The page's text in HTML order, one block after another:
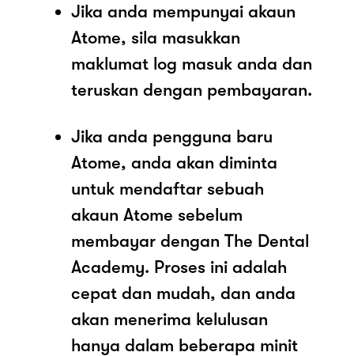
Jika anda mempunyai akaun
Atome, sila masukkan
maklumat log masuk anda dan
teruskan dengan pembayaran.
Jika anda pengguna baru
Atome, anda akan diminta
untuk mendaftar sebuah
akaun Atome sebelum
membayar dengan The Dental
Academy. Proses ini adalah
cepat dan mudah, dan anda
akan menerima kelulusan
hanya dalam beberapa minit